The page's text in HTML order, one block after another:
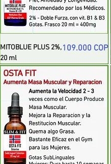
MITOBLUE PLUS 2%,
20 ml
Precio
109.000 COP